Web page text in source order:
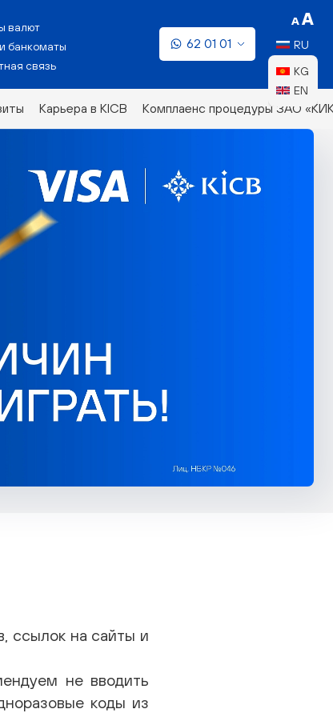
RU
KG
EN
Карьера в KICB Комплаенс процедуры ЗАО
валют
банкоматы
связь
62 01 01
ссылок на сайты и
не вводить
коды из